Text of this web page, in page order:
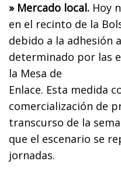
» Mercado local. Hoy
en el recinto de la
debido a la adhesión
determinado por las
la Mesa de
Enlace. Esta medida
comercialización de
transcurso de la
que el escenario se
jornadas.